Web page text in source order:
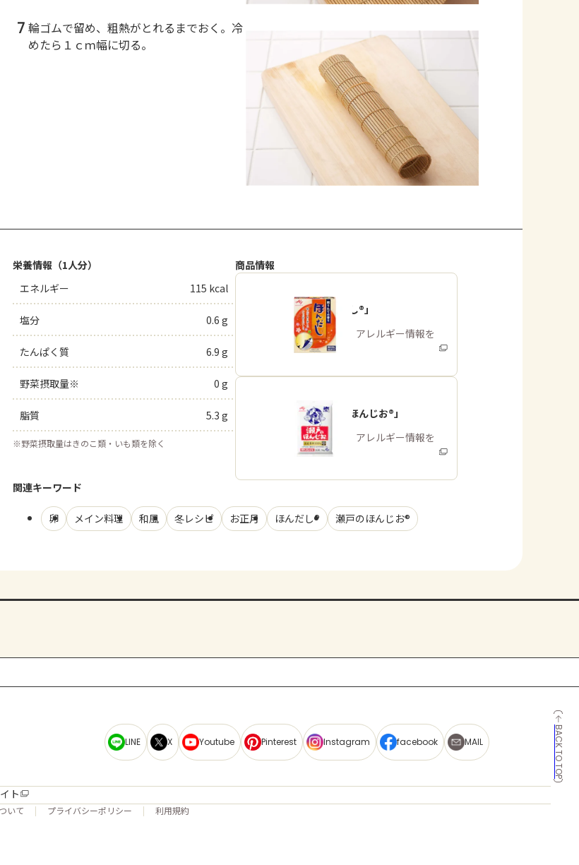
7 輪ゴムで留め、粗熱がとれるまでおく。冷
めたら１ｃｍ幅に切る。
栄養情報（1人分）
エネルギー
115 kcal
塩分 0.6 g
たんぱく質 6.9 g
野菜摂取量※ 0 g
脂質 5.3 g
※野菜摂取量はきのこ類・いも類を除く
商品情報
「ほんだし®」
商品・アレルギー情報を
みる
「瀬戸のほんじお®」
商品・アレルギー情報を
みる
関連キーワード
卵 メイン料理 和風 冬レシピ お正月 ほんだし® 瀬戸のほんじお®
BACK TO TOP
LINE X Youtube Pinterest Instagram facebook MAIL
ト
いて プライバシーポリシー 利用規約